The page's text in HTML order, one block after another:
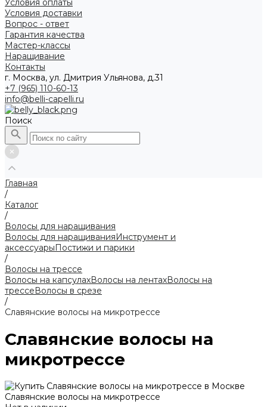
Условия оплаты
Условия доставки
Вопрос - ответ
Гарантия качества
Мастер-классы
Наращивание
Контакты
г. Москва, ул. Дмитрия Ульянова, д.31
+7 (965) 110-60-13
info@belli-capelli.ru
Поиск
Главная
/
Каталог
/
Волосы для наращивания
Волосы для наращиванияИнструмент и
аксессуарыПостижи и парики
/
Волосы на трессе
Волосы на капсулахВолосы на лентахВолосы на
трессеВолосы в срезе
/
Славянские волосы на микротрессе
Славянские волосы на
микротрессе
Славянские волосы на микротрессе